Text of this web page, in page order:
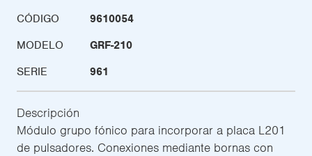
CÓDIGO
9610054
MODELO
GRF-210
SERIE
961
Descripción
Módulo grupo fónico para incorporar a placa L201
de pulsadores. Conexiones mediante bornas con